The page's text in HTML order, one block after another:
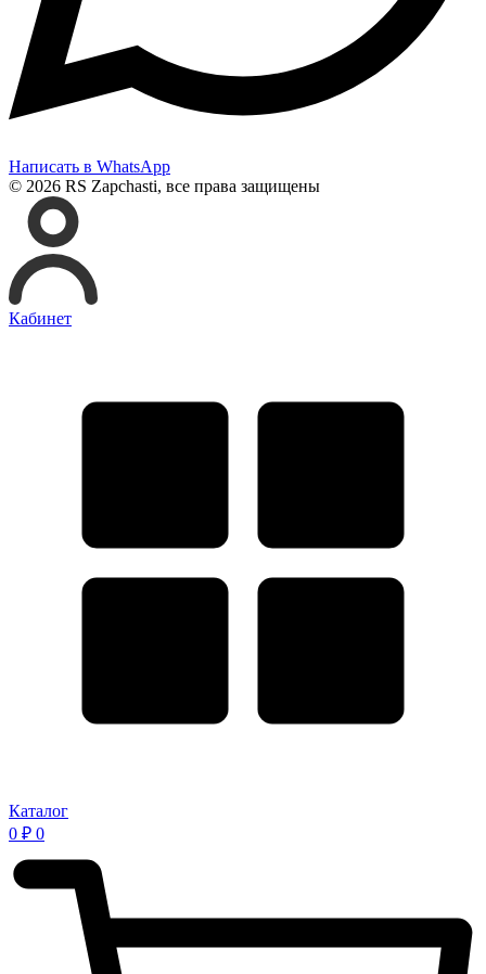
Написать в WhatsApp
© 2026 RS Zapchasti, все права защищены
Кабинет
Каталог
0 ₽ 0